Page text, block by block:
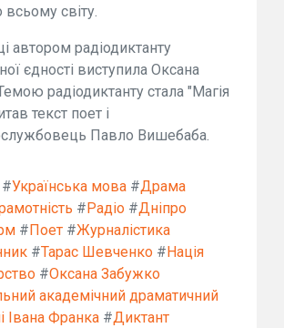
світу.
автором радіодиктанту
єдності виступила Оксана
радіодиктанту стала "Магія
текст поет і
Павло Вишебаба.
#Українська мова #Драма
# Радіо #Дніпро
# Поет #Журналістика
#Тарас Шевченко # Нація
#Оксана Забужко
академічний драматичний
Івана Франка #Диктант